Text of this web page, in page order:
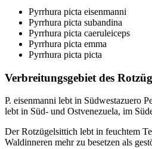
Pyrrhura picta eisenmanni
Pyrrhura picta subandina
Pyrrhura picta caeruleiceps
Pyrrhura picta emma
Pyrrhura picta picta
Verbreitungsgebiet des
P. eisenmanni lebt in Südwestazuero
lebt in Süd- und Ostvenezuela, im
Der Rotzügelsittich lebt in feuchtem
Waldinneren mehr zu besetzen als